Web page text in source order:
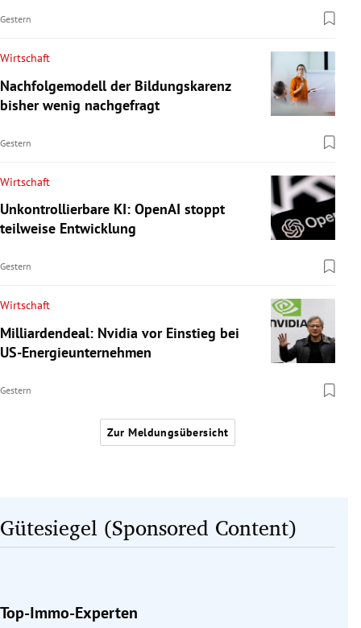
Gestern
Wirtschaft
Nachfolgemodell der Bildungskarenz
bisher wenig nachgefragt
Gestern
Wirtschaft
Unkontrollierbare KI: OpenAI stoppt
teilweise Entwicklung
Gestern
Wirtschaft
Milliardendeal: Nvidia vor Einstieg bei
US-Energieunternehmen
Gestern
Zur Meldungsübersicht
Gütesiegel (Sponsored Content)
Top-Immo-Experten
Slide 1 von 1